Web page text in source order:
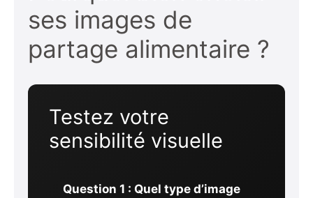
ses images de
partage alimentaire ?
Testez votre
sensibilité visuelle
Question 1 : Quel type d’image